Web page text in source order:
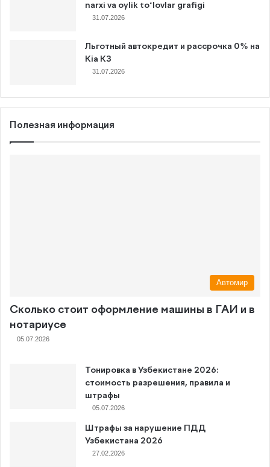
narxi va oylik to‘lovlar grafigi
31.07.2026
Льготный автокредит и рассрочка 0% на
Kia K3
31.07.2026
Полезная информация
Автомир
Сколько стоит оформление машины в ГАИ и в
нотариусе
05.07.2026
Тонировка в Узбекистане 2026:
стоимость разрешения, правила и
штрафы
05.07.2026
Штрафы за нарушение ПДД
Узбекистана 2026
27.02.2026